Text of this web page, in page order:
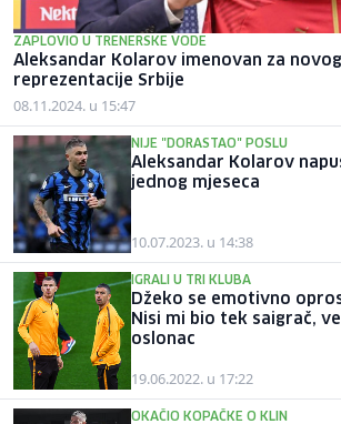
ZAPLOVIO U TRENERSKE VODE
Aleksandar Kolarov imenovan za
reprezentacije Srbije
08.11.2024. u 15:47
NIJE "DORASTAO" POSLU
Aleksandar Kolarov
jednog mjeseca
10.07.2023. u 14:38
IGRALI U TRI KLUBA
Džeko se emotivno
Nisi mi bio tek saigrač,
oslonac
19.06.2022. u 17:22
OKAČIO KOPAČKE O KLIN